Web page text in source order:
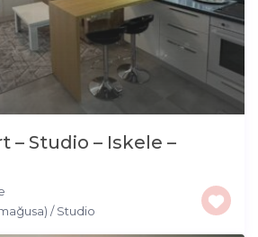
– Studio – Iskele –
/Studio